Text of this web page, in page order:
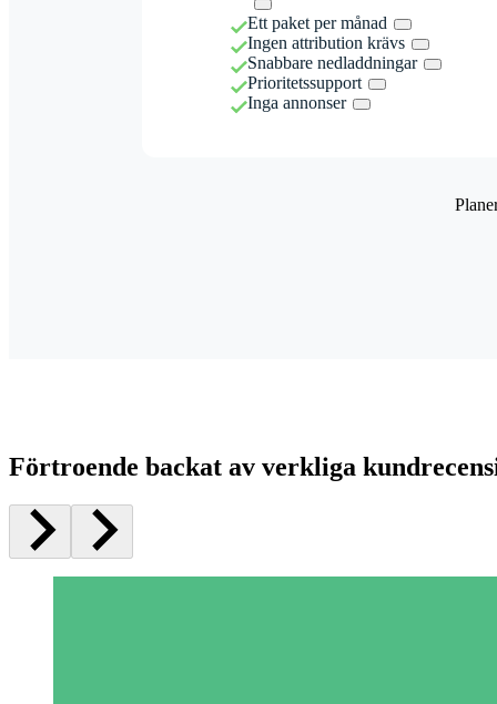
Ett paket per månad
Ingen attribution krävs
Snabbare nedladdningar
Prioritetssupport
Inga annonser
Förtroende backat av verkliga